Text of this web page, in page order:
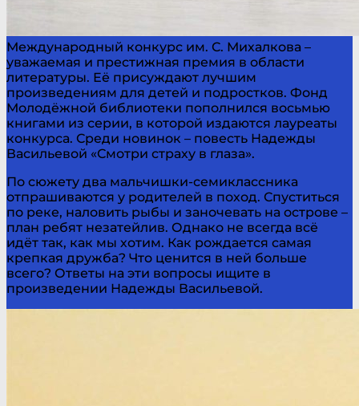
Международный конкурс им. С. Михалкова –
уважаемая и престижная премия в области
литературы. Её присуждают лучшим
произведениям для детей и подростков. Фонд
Молодёжной библиотеки пополнился восьмью
книгами из серии, в которой издаются лауреаты
конкурса. Среди новинок – повесть Надежды
Васильевой «Смотри страху в глаза».
По сюжету два мальчишки-семиклассника
отпрашиваются у родителей в поход. Спуститься
по реке, наловить рыбы и заночевать на острове –
план ребят незатейлив. Однако не всегда всё
идёт так, как мы хотим. Как рождается самая
крепкая дружба? Что ценится в ней больше
всего? Ответы на эти вопросы ищите в
произведении Надежды Васильевой.